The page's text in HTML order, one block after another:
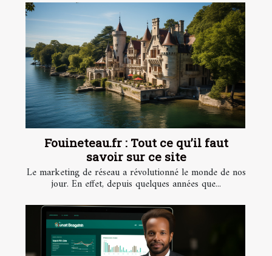
Fouineteau.fr : Tout ce qu’il faut
savoir sur ce site
Le marketing de réseau a révolutionné le monde de nos
jour. En effet, depuis quelques années que...